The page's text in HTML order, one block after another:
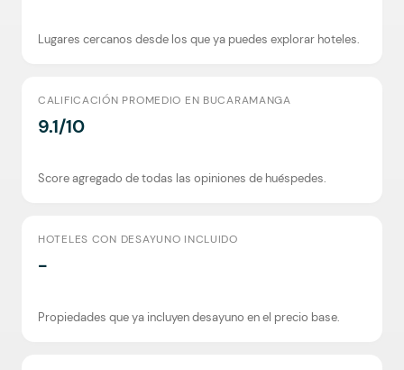
Lugares cercanos desde los que ya puedes explorar hoteles.
CALIFICACIÓN PROMEDIO EN BUCARAMANGA
9.1/10
Score agregado de todas las opiniones de huéspedes.
HOTELES CON DESAYUNO INCLUIDO
-
Propiedades que ya incluyen desayuno en el precio base.